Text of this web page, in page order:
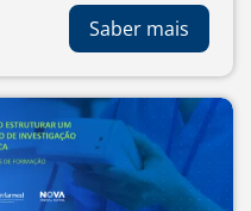
Saber mais